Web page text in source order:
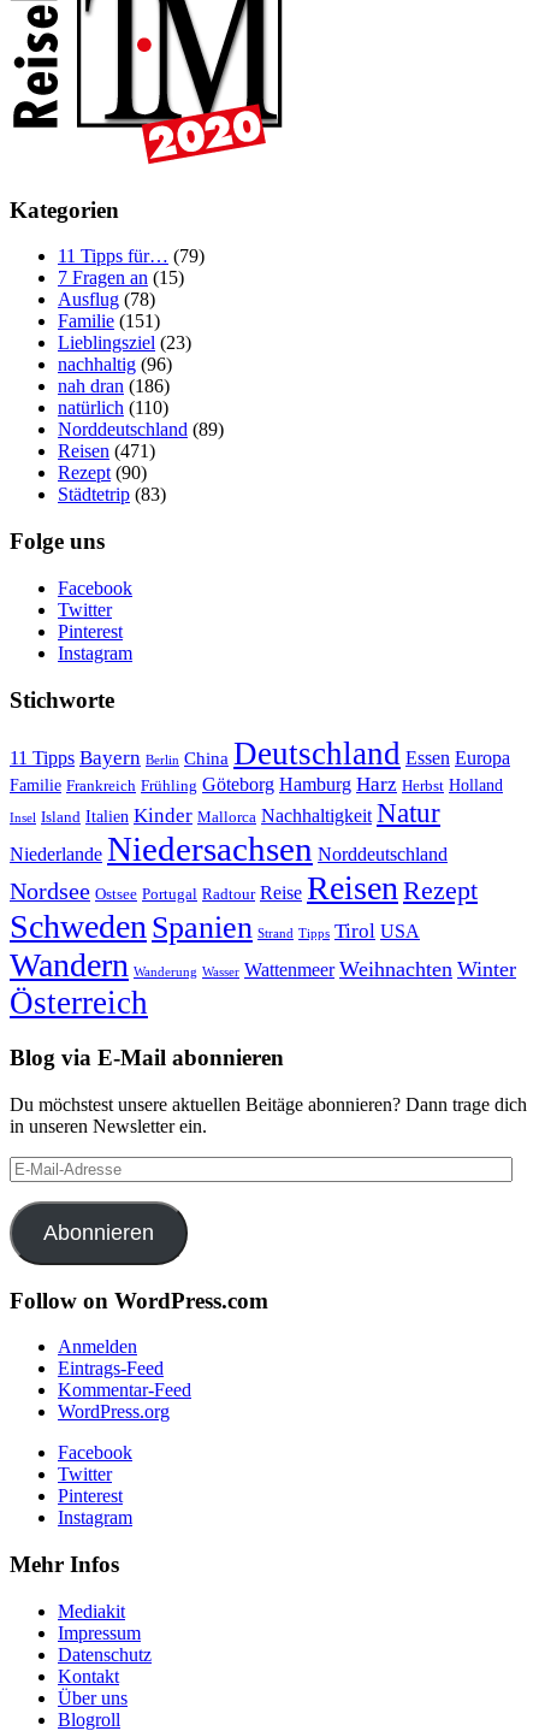
Kategorien
11 Tipps für… (79)
7 Fragen an (15)
Ausflug (78)
Familie (151)
Lieblingsziel (23)
nachhaltig (96)
nah dran (186)
natürlich (110)
Norddeutschland (89)
Reisen (471)
Rezept(90)
Städtetrip (83)
Folge uns
Facebook
Twitter
Pinterest
Instagram
Stichworte
11 Tipps Bayern Berlin China Deutschland Essen Europa
Familie Frankreich Frühling Göteborg Hamburg Harz Herbst Holland
Insel Island Italien Kinder Mallorca Nachhaltigkeit Natur
Niederlande Niedersachsen Norddeutschland
Nordsee Ostsee Portugal Radtour Reise ReisenRezept
SchwedenSpanien Strand Tipps Tirol USA
Wandern Wanderung Wasser Wattenmeer Weihnachten Winter
Österreich
Blog via E-Mail abonnieren
Du möchstest unsere aktuellen Beitäge abonnieren? Dann trage dich
in unseren Newsletter ein.
E-
Mail-
Adresse
Abonnieren
Follow on WordPress.com
Anmelden
Eintrags-Feed
Kommentar-Feed
WordPress.org
Facebook
Twitter
Pinterest
Instagram
Mehr Infos
Mediakit
Impressum
Datenschutz
Kontakt
Über uns
Blogroll